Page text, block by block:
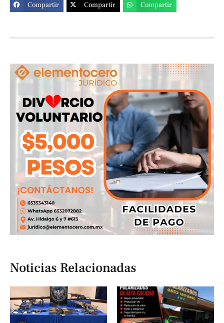
Compartir Compartir Compartir
Noticias Relacionadas